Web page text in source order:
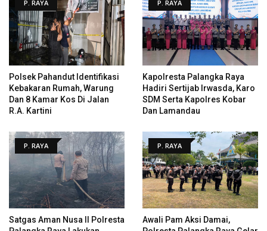
P. RAYA
Polsek Pahandut Identifikasi
Kebakaran Rumah, Warung
Dan 8 Kamar Kos Di Jalan
R.A. Kartini
P. RAYA
Kapolresta Palangka Raya
Hadiri Sertijab Irwasda, Karo
SDM Serta Kapolres Kobar
Dan Lamandau
P. RAYA
Satgas Aman Nusa II Polresta
P. RAYA
Awali Pam Aksi Damai,